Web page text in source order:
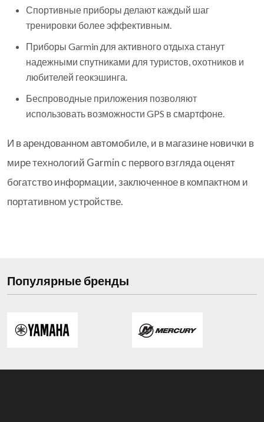
Спортивные приборы делают каждый шаг
тренировки более эффективным.
Приборы Garmin для активного отдыха станут
надежными спутниками для туристов, охотников и
любителей геокэшинга.
Беспроводные приложения позволяют
использовать возможности GPS в смартфоне.
И в арендованном автомобиле, и в магазине новички в
мире технологий Garmin с первого взгляда оценят
богатство информации, заключенное в компактном и
портативном устройстве.
Популярные бренды